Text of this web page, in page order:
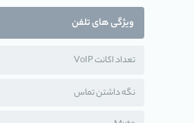
ویژگی های تلفن
تعداد اکانت VoIP
نگه داشتن تماس